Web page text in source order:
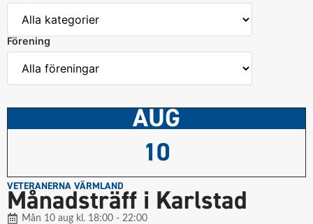
Förening
AUG
10
VETERANERNA VÄRMLAND
Månadsträff i Karlstad
Mån 10 aug kl. 18:00 - 22:00